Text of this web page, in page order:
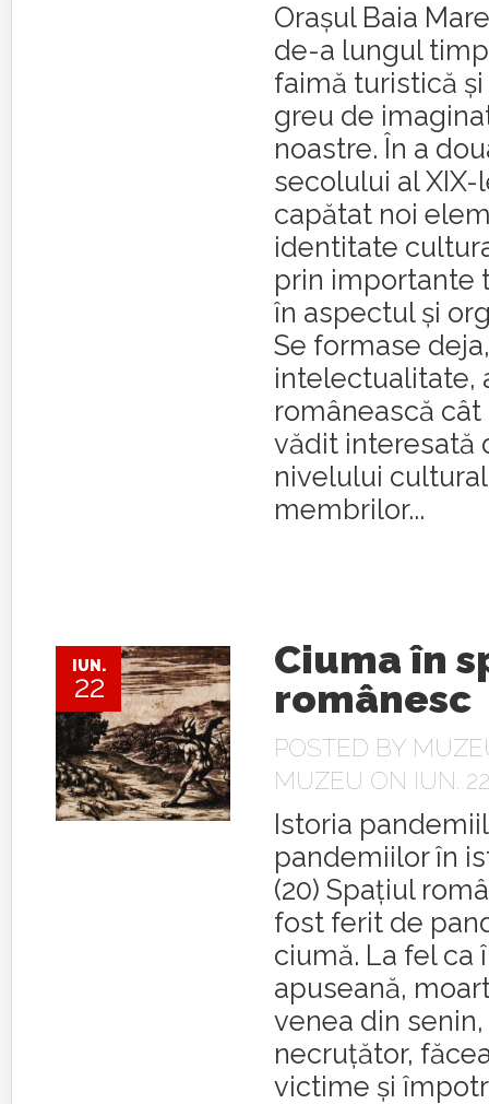
Orașul Baia
de-a lungul
faimă turistică
greu de
noastre. În a
secolului al XIX-
capătat noi
identitate
prin importante
în aspectul şi
Se formase
intelectualitate,
românească cât
vădit interesată
nivelului
membrilor...
IUN.
22
Ciuma în
românesc
POSTED BY
MUZEU ON IUN.
Istoria
pandemiilor în
(20) Spaţiul
fost ferit de
ciumă. La fel ca
apuseană,
venea din
necruţător,
victime şi